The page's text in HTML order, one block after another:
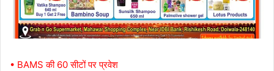
• BAMS की 60 सीटों पर प्रवेश